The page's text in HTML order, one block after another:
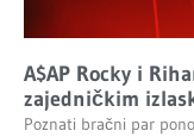
A$AP Rocky i
zajedničkim
Poznati bračni par